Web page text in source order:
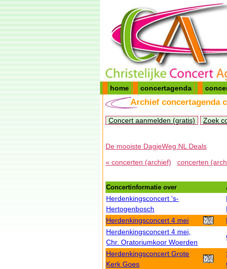
home concertagenda
Archief concertagenda
Concert aanmelden (gratis) Zoek
De mooiste DagjeWeg.NL Deals
« concerten (archief)
concerten
Concertinformatie over
Herdenkingsconcert 's-
Hertogenbosch
Herdenkingsconcert 4 mei
Herdenkingsconcert 4 mei,
Chr. Oratoriumkoor Woerden
Herdenkingsconcert Grote
Kerk Goes